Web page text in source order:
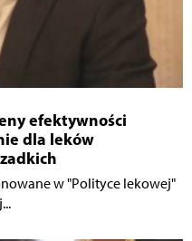
efektywności
dla leków
w "Polityce lekowej"